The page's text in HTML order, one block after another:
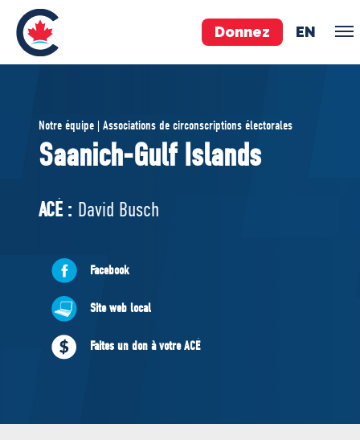
Donnez EN
ÉQUIPE
Pierre Poilievre
Vos députés conservateurs
Cabinet fantôme
Exécutif national
À PROPOS
Documents constitutifs
ADHÉREZ
Notre équipe | Associations de circonscriptions électorales
Saanich-Gulf Islands
ACÉ : David Busch
Facebook
Site web local
Faites un don à votre ACÉ